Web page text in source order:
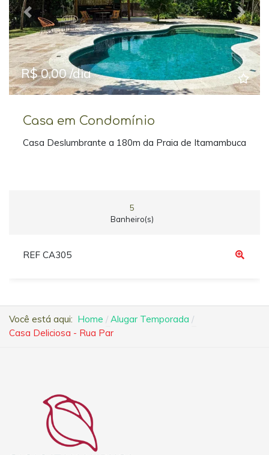
Previous Next
R$ 0,00 /dia
Casa em Condomínio
Casa Deslumbrante a 180m da Praia de Itamambuca
5
Banheiro(s)
REF CA305
Você está aqui: Home
Alugar Temporada
Casa Deliciosa - Rua Par